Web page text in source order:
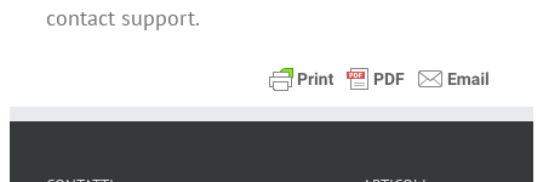
contact support.